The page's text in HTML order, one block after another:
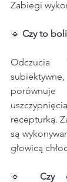
Zabiegi
🔹 Czy to
Odczucia
recepturką.
są
głowicą
🔹 Czy